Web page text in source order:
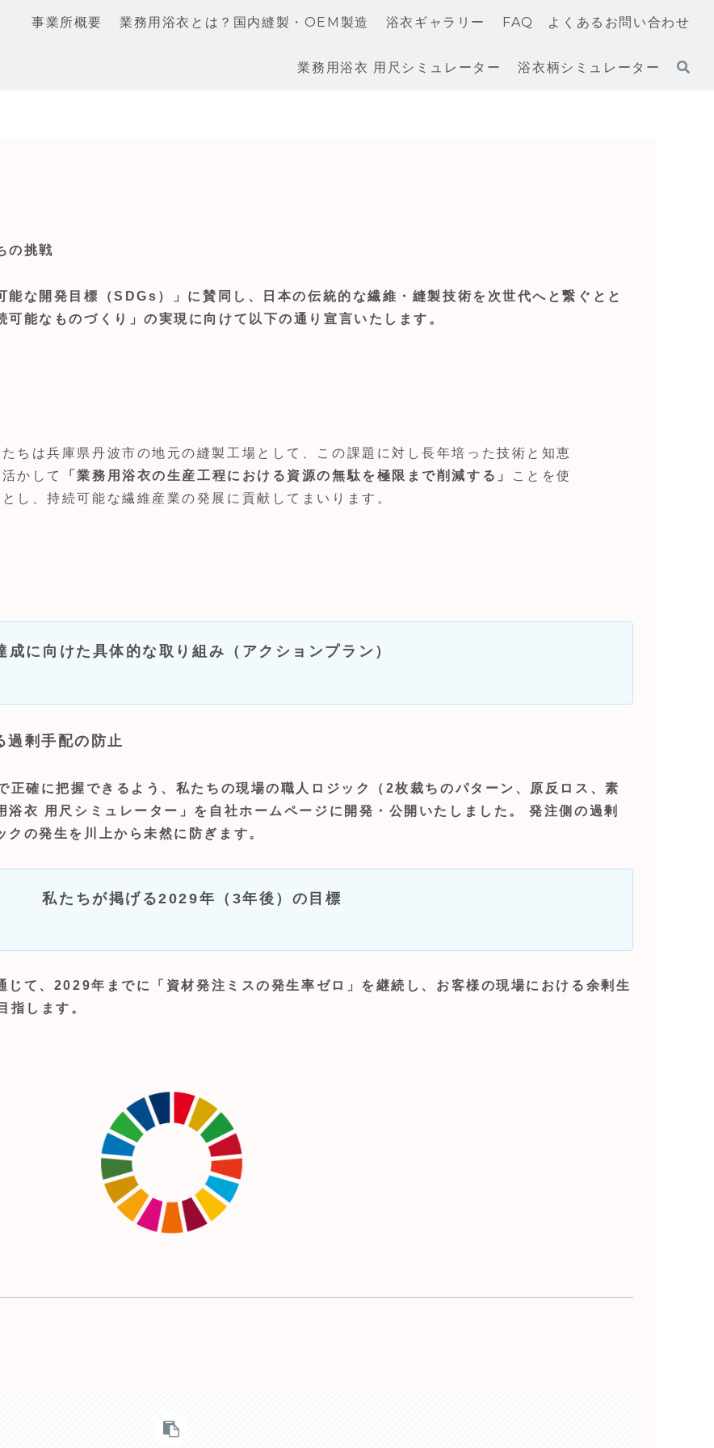
事業所概要 業務用浴衣とは？国内縫製・OEM製造 浴衣ギャラリー FAQ よくあるお問い合わせ
業務用浴衣 用尺シミュレーター 浴衣柄シミュレーター
の挑戦
な開発目標（SDGs）」に賛同し、日本の伝統的な繊維・縫製技術を次世代へと繋ぐとと
能なものづくり」の実現に向けて以下の通り宣言いたします。
ちは兵庫県丹波市の地元の縫製工場として、この課題に対し長年培った技術と知恵
活かして
「業務用浴衣の生産工程における資源の無駄を極限まで削減する」
ことを使
し、持続可能な繊維産業の発展に貢献してまいります。
成に向けた具体的な取り組み（アクションプラン）
過剰手配の防止
確に把握できるよう、私たちの現場の職人ロジック（2枚裁ちのパターン、原反ロス、素
衣 用尺シミュレーター」を自社ホームページに開発・公開いたしました。 発注側の過剰
の発生を川上から未然に防ぎます。
私たちが掲げる2029年（3年後）の目標
じて、2029年までに「資材発注ミスの発生率ゼロ」を継続し、お客様の現場における余剰生
指します。